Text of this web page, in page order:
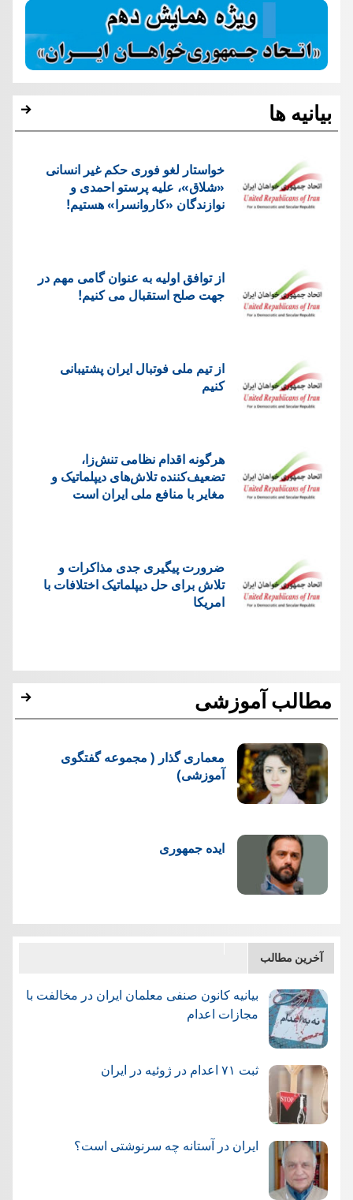
بیانیه ها
خواستار لغو فوری حکم غیر انسانی
«شلاق»، علیه پرستو احمدی و
نوازندگان «کاروانسرا» هستیم!
از توافق اولیه به عنوان گامی مهم در
جهت صلح استقبال می کنیم!
از تیم ملی فوتبال ایران پشتیبانی
کنیم
هرگونه اقدام نظامی تنش‌زا،
تضعیف‌کننده تلاش‌های دیپلماتیک و
مغایر با منافع ملی ایران است
ضرورت پیگیری جدی مذاکرات و
تلاش برای حل دیپلماتیک اختلافات با
امریکا
مطالب آموزشی
معماری گذار ( مجموعه گفتگوی
آموزشی)
ایده جمهوری
آخرین مطالب
بیانیه کانون صنفی معلمان ایران در مخالفت با
مجازات اعدام
ثبت ۷۱ اعدام در ژوئيه در ایران
ایران در آستانه چه سرنوشتی است؟